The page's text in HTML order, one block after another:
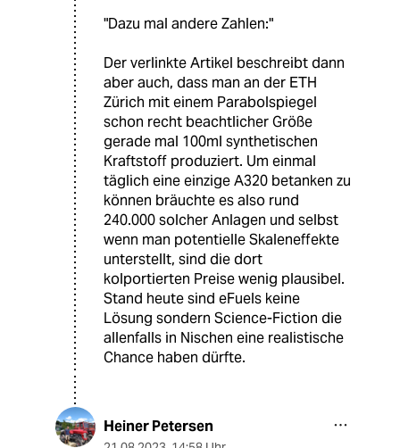
"Dazu mal andere Zahlen:"
Der verlinkte Artikel beschreibt dann
aber auch, dass man an der ETH
Zürich mit einem Parabolspiegel
schon recht beachtlicher Größe
gerade mal 100ml synthetischen
Kraftstoff produziert. Um einmal
täglich eine einzige A320 betanken zu
können bräuchte es also rund
240.000 solcher Anlagen und selbst
wenn man potentielle Skaleneffekte
unterstellt, sind die dort
kolportierten Preise wenig plausibel.
Stand heute sind eFuels keine
Lösung sondern Science-Fiction die
allenfalls in Nischen eine realistische
Chance haben dürfte.
Heiner Petersen